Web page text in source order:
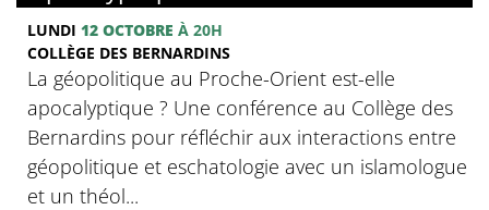
LUNDI 12 OCTOBRE À 20H
COLLÈGE DES BERNARDINS
La géopolitique au Proche-Orient est-elle
apocalyptique ? Une conférence au Collège des
Bernardins pour réfléchir aux interactions entre
géopolitique et eschatologie avec un islamologue
et un théol...